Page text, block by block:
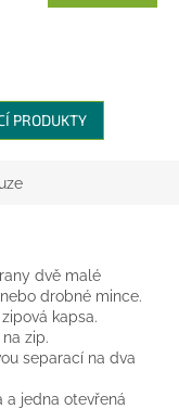
PRODUKTY
dvě malé
drobné mince.
kapsa.
zip.
separací na dva
a jedna otevřená